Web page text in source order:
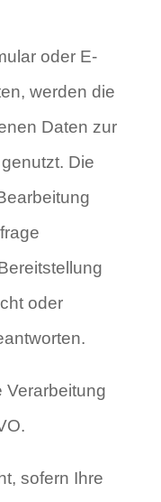
oder E-
werden die
Daten zur
Die
oder
Verarbeitung
sofern Ihre